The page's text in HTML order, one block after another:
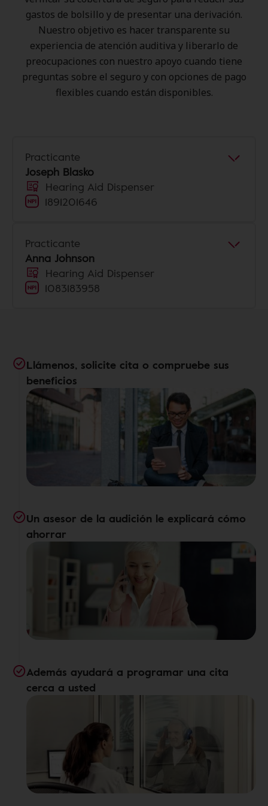
gastos de bolsillo y de presentar una derivación.
Nuestro objetivo es hacer transparente su
experiencia de atención auditiva y liberarlo de
preocupaciones con nuestro apoyo cuando tiene
preguntas sobre el seguro y con opciones de pago
flexibles cuando están disponibles.
Practicante
Joseph Blasko
Hearing Aid Dispenser
1891201646
Practicante
Anna Johnson
Hearing Aid Dispenser
1083183958
Llámenos, solicite cita o compruebe sus
beneficios
Un asesor de la audición le explicará cómo
ahorrar
Además ayudará a programar una cita
cerca a usted